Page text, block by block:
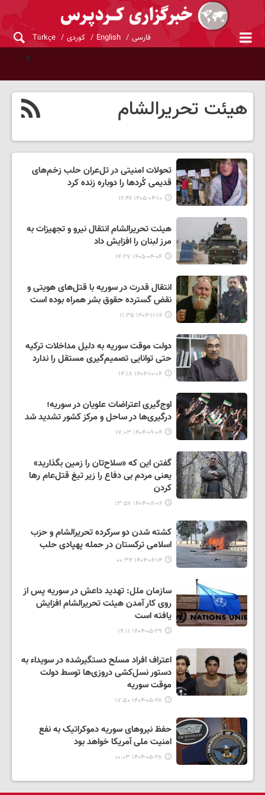
فارسی English کوردی Türkçe
هیئت تحریرالشام
تحولات امنیتی در تل‌عران حلب زخم‌های
قدیمی کُردها را دوباره زنده کرد
۱۴۰۵-۰۴-۱۰ ۱۶:۴۶
هیئت تحریرالشام انتقال نیرو و تجهیزات به
مرز لبنان را افزایش داد
۱۴۰۵-۰۴-۰۴ ۱۴:۲۷
انتقال قدرت در سوریه با قتل‌های هویتی و
نقض گسترده حقوق بشر همراه بوده است
۱۴۰۴-۱۱-۱۶ ۱۱:۳۵
دولت موقت سوریه به دلیل مداخلات ترکیه
حتی توانایی تصمیم‌گیری مستقل را ندارد
۱۴۰۴-۱۰-۰۴ ۱۴:۱۸
اوج‌گیری اعتراضات علویان در سوریه؛
درگیری‌ها در ساحل و مرکز کشور تشدید شد
۱۴۰۴-۰۹-۰۴ ۱۷:۰۳
گفتن این که «سلاح‌تان را زمین بگذارید»
یعنی مردم بی دفاع را زیر تیغ قتل‌عام رها
کردن
۱۴۰۴-۰۸-۰۶ ۱۳:۵۷
کشته شدن دو سرکرده تحریرالشام و حزب
اسلامی ترکستان در حمله پهپادی حلب
۱۴۰۴-۰۶-۱۴ ۰۰:۳۴
سازمان ملل: تهدید داعش در سوریه پس از
روی کار آمدن هیئت تحریرالشام افزایش
یافته است
۱۴۰۴-۰۵-۲۹ ۱۹:۱۱
اعتراف افراد مسلح دستگیرشده در سویداء به
دستور نسل‌کشی دروزی‌ها توسط دولت
موقت سوریه
۱۴۰۴-۰۵-۲۸ ۱۷:۵۰
حفظ نیروهای سوریه دموکراتیک به نفع
امنیت ملی آمریکا خواهد بود
۱۴۰۴-۰۵-۲۸ ۰۰:۰۳